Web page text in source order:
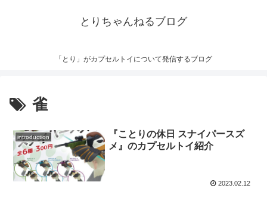
とりちゃんねるブログ
「とり」がカプセルトイについて発信するブログ
雀
introduction
『ことりの休日 スナイパースズ
メ』のカプセルトイ紹介
2023.02.12